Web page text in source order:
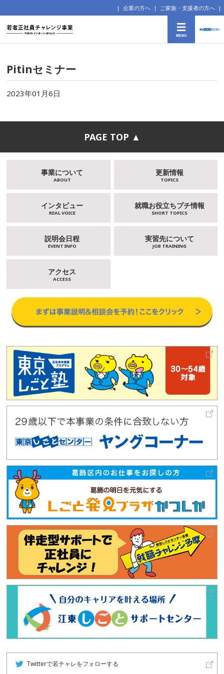
企業の方へ ご家族・支援者の方へ
Pitinセミナー
2023年01月6日
PAGE TOP ▲
事業について
ABOUT
更新情報
TOPICS
インタビュー
REAL VOICE
就職お役立ちプチ情報
SHORT TOPICS
説明会日程
EVENT INFO
実習先について
JOB TRAINING
アクセス
ACCESS
Twitterで若チャレをフォローする